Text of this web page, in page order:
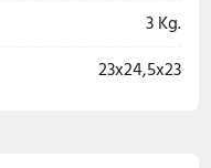
3 Kg.
23x24,5x23